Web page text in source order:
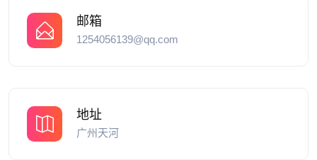
邮箱
1254056139@qq.com
地址
广州天河